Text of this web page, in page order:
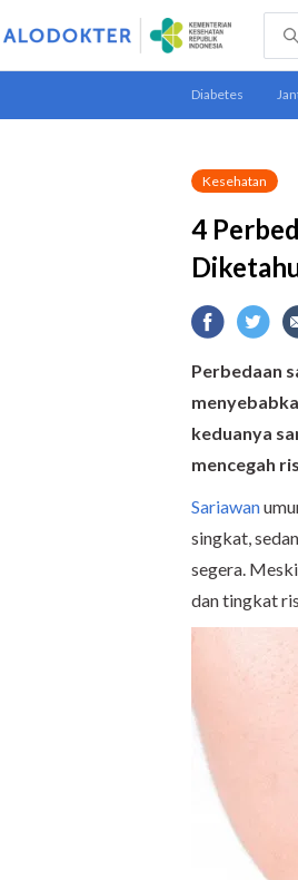
Kesehatan
4
Perbedaan
keduanya
mencegah
Sariawan
singkat,
segera.
dan tingkat